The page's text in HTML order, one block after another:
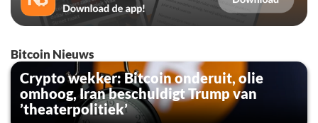
Bitcoin Nieuws
Crypto wekker: Bitcoin onderuit, olie
omhoog, Iran beschuldigt Trump van
’theaterpolitiek’